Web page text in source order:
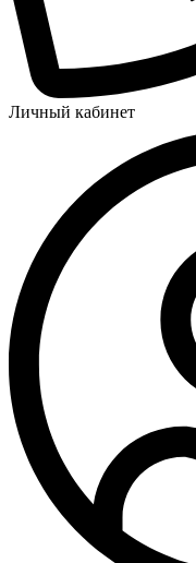
Личный кабинет